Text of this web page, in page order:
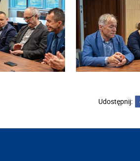
Udostępnij: